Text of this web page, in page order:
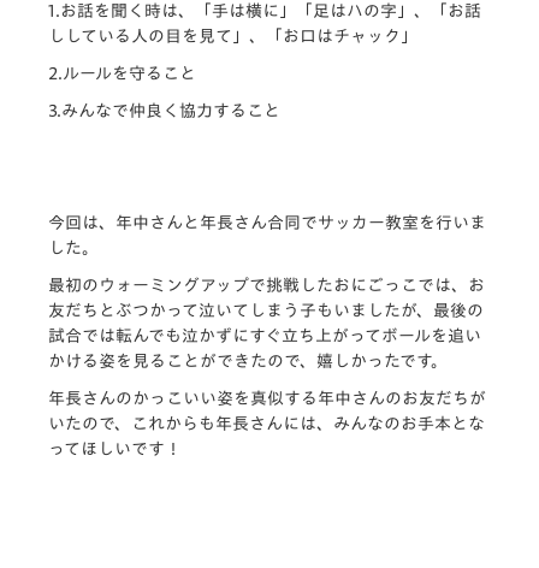
1.お話を聞く時は、「手は横に」「足はハの字」、「お話
ししている人の目を見て」、「お口はチャック」
2.ルールを守ること
3.みんなで仲良く協力すること
今回は、年中さんと年長さん合同でサッカー教室を行いま
した。
最初のウォーミングアップで挑戦したおにごっこでは、お
友だちとぶつかって泣いてしまう子もいましたが、最後の
試合では転んでも泣かずにすぐ立ち上がってボールを追い
かける姿を見ることができたので、嬉しかったです。
年長さんのかっこいい姿を真似する年中さんのお友だちが
いたので、これからも年長さんには、みんなのお手本とな
ってほしいです！